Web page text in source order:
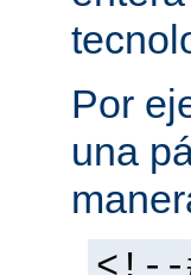
Por
una